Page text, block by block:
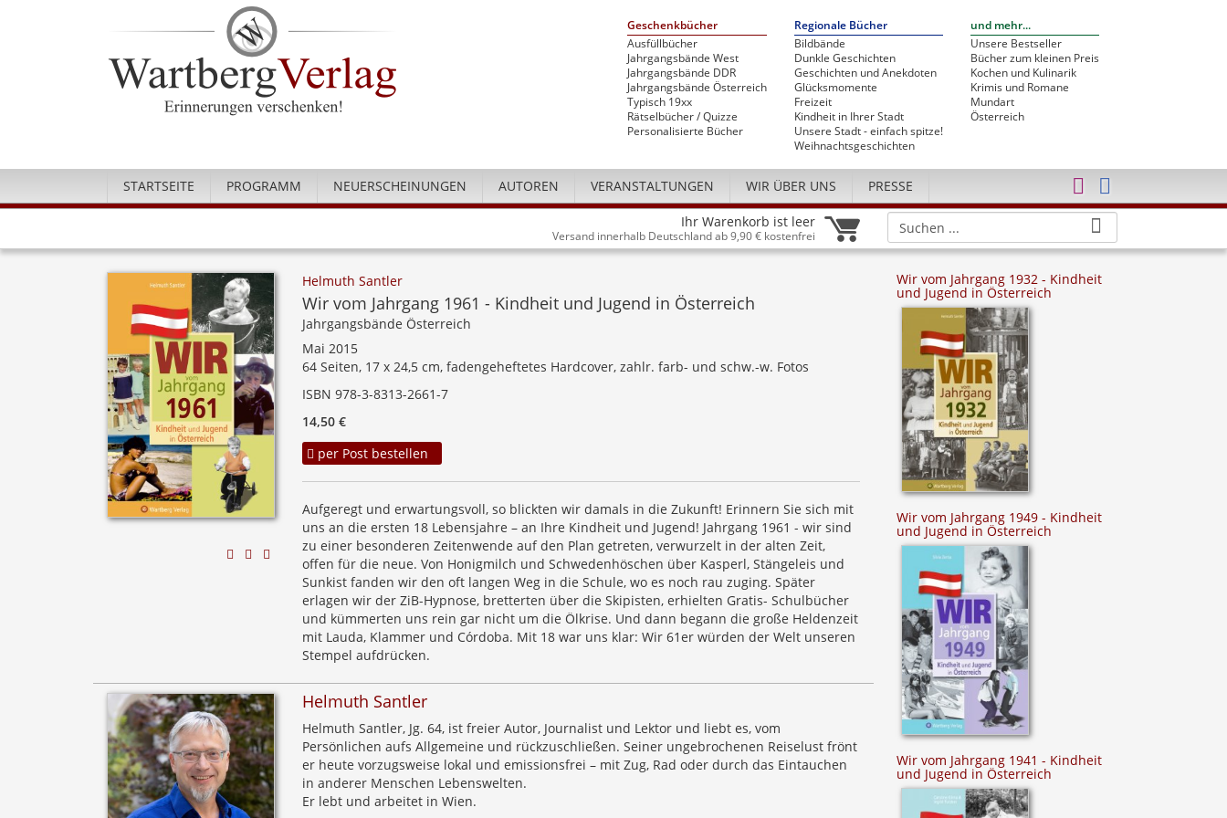
Geschenkbücher
Ausfüllbücher
Jahrgangsbände West
Jahrgangsbände DDR
Jahrgangsbände Österreich
Typisch 19xx
Rätselbücher / Quizze
Personalisierte Bücher
Regionale Bücher
Bildbände
Dunkle Geschichten
Geschichten und Anekdoten
Glücksmomente
Freizeit
Kindheit in Ihrer Stadt
Unsere Stadt - einfach spitze!
Weihnachtsgeschichten
und mehr...
Unsere Bestseller
Bücher zum kleinen Preis
Kochen und Kulinarik
Krimis und Romane
Mundart
Österreich
STARTSEITE PROGRAMM NEUERSCHEINUNGEN AUTOREN VERANSTALTUNGEN WIR ÜBER UNS PRESSE
Ihr Warenkorb ist leer
Versand innerhalb Deutschland ab 9,90 € kostenfrei
Helmuth Santler
Wir vom Jahrgang 1961 - Kindheit und Jugend in Österreich
Jahrgangsbände Österreich
Mai 2015
64 Seiten, 17 x 24,5 cm, fadengeheftetes Hardcover, zahlr. farb- und schw.-w. Fotos
ISBN 978-3-8313-2661-7
14,50 €
per Post bestellen
Aufgeregt und erwartungsvoll, so blickten wir damals in die Zukunft! Erinnern Sie sich mit
uns an die ersten 18 Lebensjahre – an Ihre Kindheit und Jugend! Jahrgang 1961 - wir sind
zu einer besonderen Zeitenwende auf den Plan getreten, verwurzelt in der alten Zeit,
offen für die neue. Von Honigmilch und Schwedenhöschen über Kasperl, Stängeleis und
Sunkist fanden wir den oft langen Weg in die Schule, wo es noch rau zuging. Später
erlagen wir der ZiB-Hypnose, bretterten über die Skipisten, erhielten Gratis- Schulbücher
und kümmerten uns rein gar nicht um die Ölkrise. Und dann begann die große Heldenzeit
mit Lauda, Klammer und Córdoba. Mit 18 war uns klar: Wir 61er würden der Welt unseren
Stempel aufdrücken.
Helmuth Santler
Helmuth Santler, Jg. 64, ist freier Autor, Journalist und Lektor und liebt es, vom
Persönlichen aufs Allgemeine und rückzuschließen. Seiner ungebrochenen Reiselust frönt
er heute vorzugsweise lokal und emissionsfrei – mit Zug, Rad oder durch das Eintauchen
in anderer Menschen Lebenswelten.
Er lebt und arbeitet in Wien.
Wir vom Jahrgang 1932 - Kindheit
und Jugend in Österreich
Wir vom Jahrgang 1949 - Kindheit
und Jugend in Österreich
Wir vom Jahrgang 1941 - Kindheit
und Jugend in Österreich